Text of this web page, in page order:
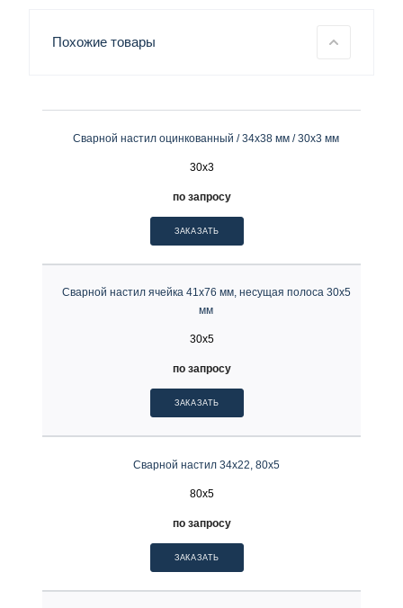
Похожие товары
Сварной настил оцинкованный / 34х38 мм / 30х3 мм
30x3
по запросу
ЗАКАЗАТЬ
Сварной настил ячейка 41х76 мм, несущая полоса 30х5
мм
30x5
по запросу
ЗАКАЗАТЬ
Сварной настил 34х22, 80х5
80x5
по запросу
ЗАКАЗАТЬ